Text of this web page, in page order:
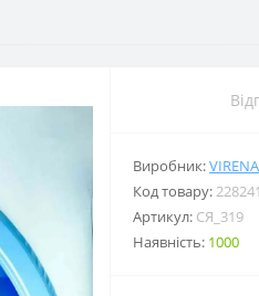
Виробник:VIRENA
Код товару:228241
Артикул: СЯ_319
Наявність: 1000